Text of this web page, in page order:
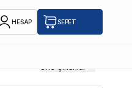
HESAP SEPET
Öne Çıkanlar